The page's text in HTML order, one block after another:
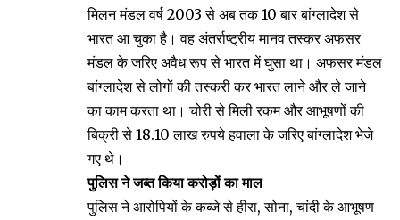
मिलन मंडल वर्ष 2003 से अब तक 10 बार बांग्लादेश से
भारत आ चुका है। वह अंतर्राष्ट्रीय मानव तस्कर अफसर
मंडल के जरिए अवैध रूप से भारत में घुसा था। अफसर मंडल
बांग्लादेश से लोगों की तस्करी कर भारत लाने और ले जाने
का काम करता था। चोरी से मिली रकम और आभूषणों की
बिक्री से 18.10 लाख रुपये हवाला के जरिए बांग्लादेश भेजे
गए थे।
पुलिस ने जब्त किया करोड़ों का माल
पुलिस ने आरोपियों के कब्जे से हीरा, सोना, चांदी के आभूषण